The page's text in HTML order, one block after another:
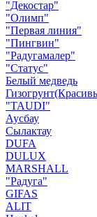
"Декостар"
"Олимп"
"Первая линия"
"Пингвин"
"Радугамалер"
"Статус"
Белый медведь
"TAUDI"
Аусбау
Сылактау
DUFA
DULUX
MARSHALL
"Радуга"
GIFAS
ALIT